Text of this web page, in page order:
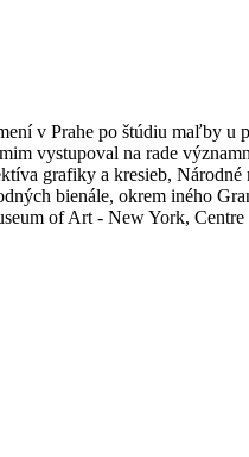
v Prahe po štúdiu maľby
vystupoval na rade
grafiky a kresieb,
bienále, okrem iného
of Art - New York,